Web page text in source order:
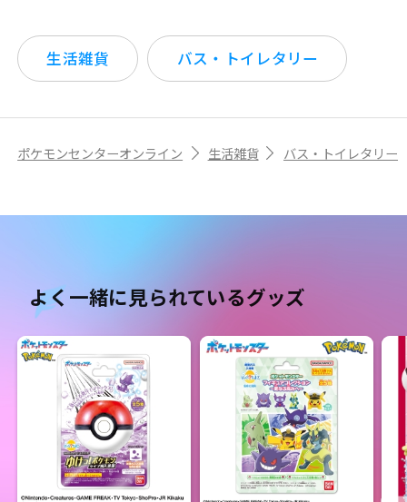
生活雑貨 バス・トイレタリー
ポケモンセンターオンライン 生活雑貨 バス・トイレタリー
よく一緒に見られているグッズ